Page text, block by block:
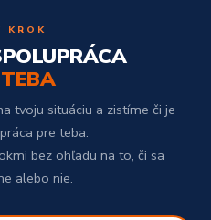
KROK
tvoju situáciu a zistíme či je
pre teba.
bez ohľadu na to, či sa
alebo nie.